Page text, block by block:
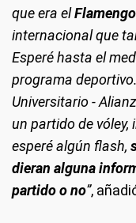
que era elFlamengo
internacional que
Esperé hasta el
programa
Universitario -
un partido de
esperé algún flash,
dieran alguna
partido o no”,